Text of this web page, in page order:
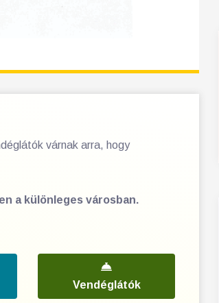
várnak arra, hogy
a különleges városban.
Vendéglátók